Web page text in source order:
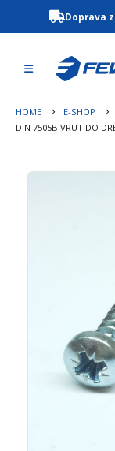
Doprava
HOME E-SHOP
DIN 7505B VRUT DO